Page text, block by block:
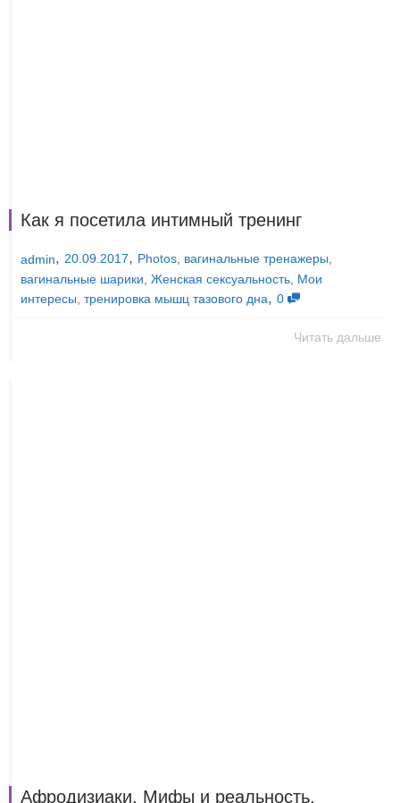
Как я посетила интимный тренинг
admin, 20.09.2017, Photos вагинальные тренажеры
вагинальные шарики Женская сексуальность Мои
интересы тренировка мышц тазового дна, 0
Читать дальше
Афродизиаки. Мифы и реальность.